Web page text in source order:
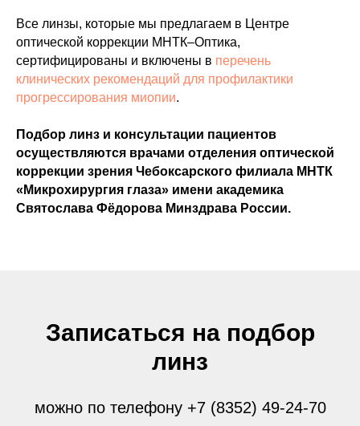
Все линзы, которые мы предлагаем в Центре
оптической коррекции МНТК–Оптика,
сертифицированы и включены в перечень
клинических рекомендаций для профилактики
прогрессирования миопии.
Подбор линз и консультации пациентов
осуществляются врачами отделения оптической
коррекции зрения Чебоксарского филиала МНТК
«Микрохирургия глаза» имени академика
Святослава Фёдорова Минздрава России.
Записаться на подбор
линз
можно по телефону +7 (8352) 49-24-70